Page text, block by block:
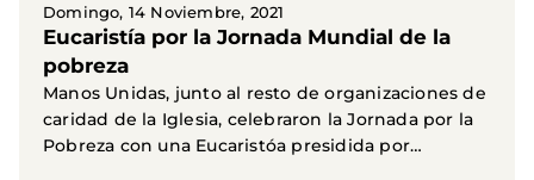
Domingo, 14 Noviembre, 2021
Eucaristía por la Jornada Mundial de la
pobreza
Manos Unidas, junto al resto de organizaciones de
caridad de la Iglesia, celebraron la Jornada por la
Pobreza con una Eucaristóa presidida por